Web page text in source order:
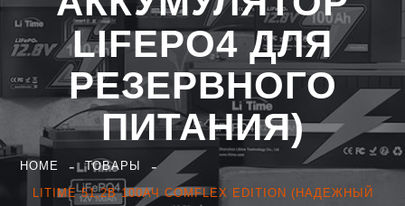
LIFEPO4 ДЛЯ
РЕЗЕРВНОГО
ПИТАНИЯ)
HOME
ТОВАРЫ
LITIME 51,2В 100АЧ COMFLEX EDITION (НАДЕЖНЫЙ